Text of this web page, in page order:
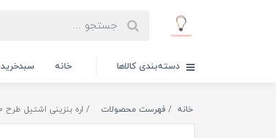
دسته‌بندی کالاها خانه سبدخرید
خانه فهرست محصولات اره بنزینی اشتیل طرح ۵۰ سانت